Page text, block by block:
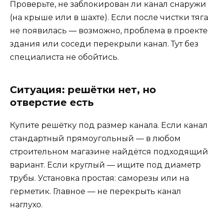
Проверьте, не заблокирован ли канал снаружи
(на крыше или в шахте). Если после чистки тяга
не появилась — возможно, проблема в проекте
здания или соседи перекрыли канал. Тут без
специалиста не обойтись.
Ситуация: решётки нет, но
отверстие есть
Купите решётку под размер канала. Если канал
стандартный прямоугольный — в любом
строительном магазине найдётся подходящий
вариант. Если круглый — ищите под диаметр
трубы. Установка простая: саморезы или на
герметик. Главное — не перекрыть канал
наглухо.